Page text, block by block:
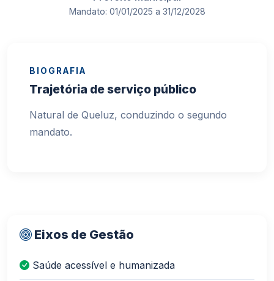
Mandato: 01/01/2025 a 31/12/2028
BIOGRAFIA
Trajetória de serviço público
Natural de Queluz, conduzindo o segundo
mandato.
Eixos de Gestão
Saúde acessível e humanizada